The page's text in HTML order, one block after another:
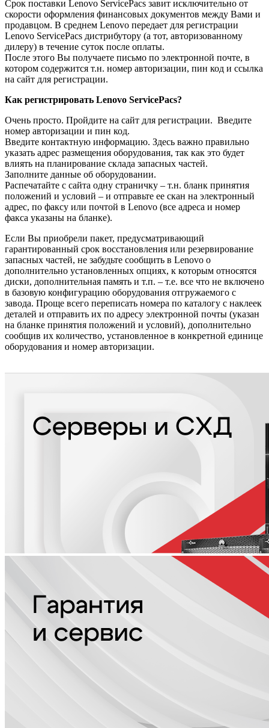
Срок поставки Lenovo ServicePacs завит исключительно от
скорости оформления финансовых документов между Вами и
продавцом. В среднем Lenovo передает для регистрации
Lenovo ServicePacs дистрибутору (а тот, авторизованному
дилеру) в течение суток после оплаты.
После этого Вы получаете письмо по электронной почте, в
котором содержится т.н. номер авторизации, пин код и ссылка
на сайт для регистрации.
Как регистрировать Lenovo ServicePacs?
Очень просто. Пройдите на сайт для регистрации. Введите
номер авторизации и пин код.
Введите контактную информацию. Здесь важно правильно
указать адрес размещения оборудования, так как это будет
влиять на планирование склада запасных частей.
Заполните данные об оборудовании.
Распечатайте с сайта одну страничку – т.н. бланк принятия
положений и условий – и отправьте ее скан на электронный
адрес, по факсу или почтой в Lenovo (все адреса и номер
факса указаны на бланке).
Если Вы приобрели пакет, предусматривающий
гарантированный срок восстановления или резервирование
запасных частей, не забудьте сообщить в Lenovo о
дополнительно установленных опциях, к которым относятся
диски, дополнительная память и т.п. – т.е. все что не включено
в базовую конфигурацию оборудования отгружаемого с
завода. Проще всего переписать номера по каталогу с наклеек
деталей и отправить их по адресу электронной почты (указан
на бланке принятия положений и условий), дополнительно
сообщив их количество, установленное в конкретной единице
оборудования и номер авторизации.